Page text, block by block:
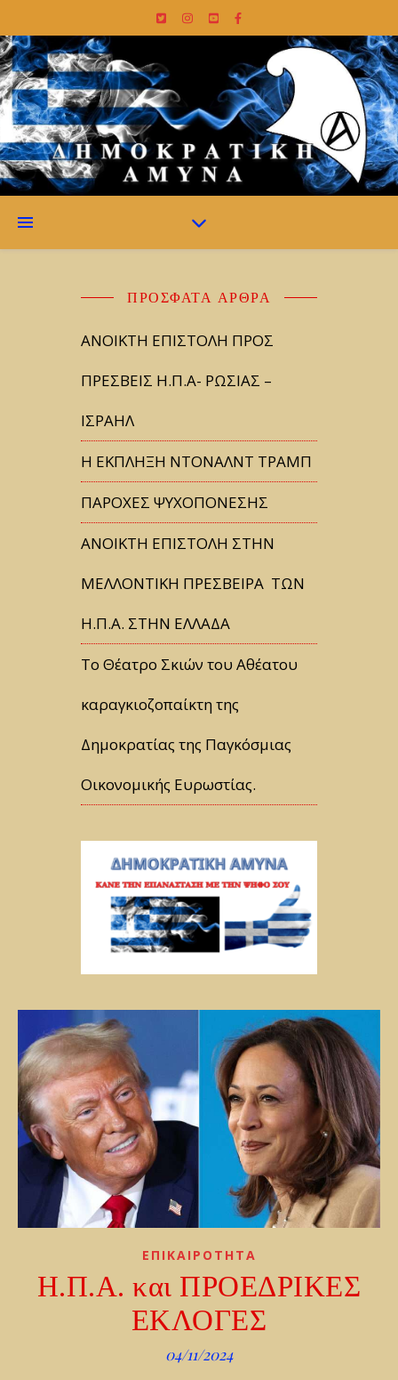
ΠΡΌΣΦΑΤΑ ΆΡΘΡΑ
ΑΝΟΙΚΤΗ ΕΠΙΣΤΟΛΗ ΠΡΟΣ
ΠΡΕΣΒΕΙΣ Η.Π.Α- ΡΩΣΙΑΣ –
ΙΣΡΑΗΛ
Η ΕΚΠΛΗΞΗ ΝΤΟΝΑΛΝΤ ΤΡΑΜΠ
ΠΑΡΟΧΕΣ ΨΥΧΟΠΟΝΕΣΗΣ
ΑΝΟΙΚΤΗ ΕΠΙΣΤΟΛΗ ΣΤΗΝ
ΜΕΛΛΟΝΤΙΚΗ ΠΡΕΣΒΕΙΡΑ ΤΩΝ
Η.Π.Α. ΣΤΗΝ ΕΛΛΑΔΑ
Tο Θέατρο Σκιών του Αθέατου
καραγκιοζοπαίκτη της
Δημοκρατίας της Παγκόσμιας
Οικονομικής Ευρωστίας.
ΕΠΙΚΑΙΡΟΤΗΤΑ
Η.Π.Α. και ΠΡΟΕΔΡΙΚΕΣ
ΕΚΛΟΓΕΣ
04/11/2024